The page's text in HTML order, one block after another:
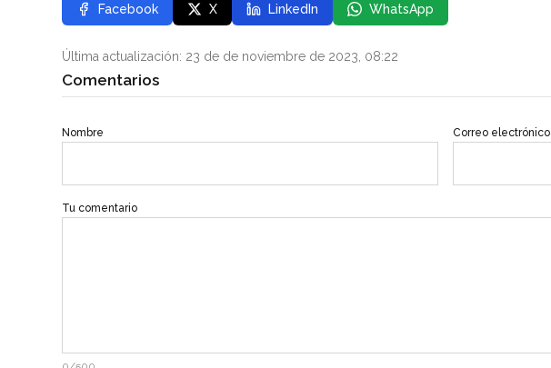
Facebook X LinkedIn WhatsApp
Última actualización: 23 de de noviembre de 2023, 08:22
Comentarios
Nombre Correo electrónico
Tu comentario